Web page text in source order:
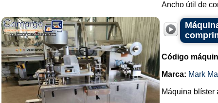
Ancho útil de
Código
Marca: Mark
Máquina blíster